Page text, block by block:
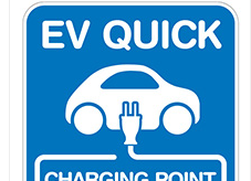
Magnet Sheet
インクジェットメディア
Inkjet Media